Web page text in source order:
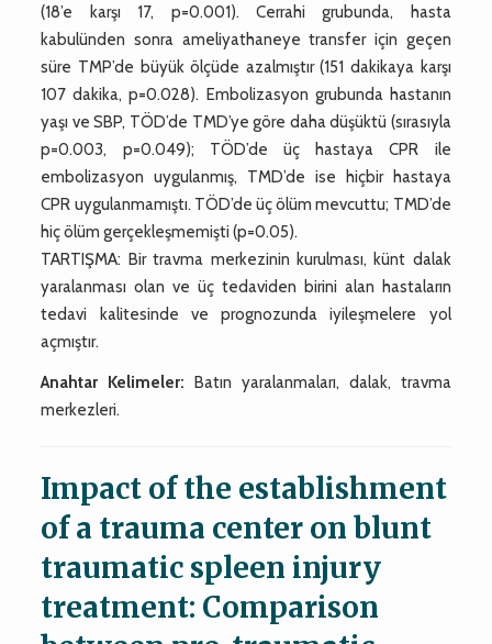
(18’e karşı 17, p=0.001). Cerrahi grubunda, hasta
kabulünden sonra ameliyathaneye transfer için geçen
süre TMP’de büyük ölçüde azalmıştır (151 dakikaya karşı
107 dakika, p=0.028). Embolizasyon grubunda hastanın
yaşı ve SBP, TÖD’de TMD’ye göre daha düşüktü (sırasıyla
p=0.003, p=0.049); TÖD’de üç hastaya CPR ile
embolizasyon uygulanmış, TMD’de ise hiçbir hastaya
CPR uygulanmamıştı. TÖD’de üç ölüm mevcuttu; TMD’de
hiç ölüm gerçekleşmemişti (p=0.05).
TARTIŞMA: Bir travma merkezinin kurulması, künt dalak
yaralanması olan ve üç tedaviden birini alan hastaların
tedavi kalitesinde ve prognozunda iyileşmelere yol
açmıştır.
Anahtar Kelimeler: Batın yaralanmaları, dalak, travma
merkezleri.
Impact of the establishment
of a trauma center on blunt
traumatic spleen injury
treatment: Comparison